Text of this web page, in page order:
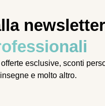
esclusive, sconti
e molto altro.